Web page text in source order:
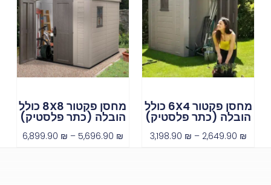
מחסן פקטור 6X4 כולל
הובלה (כתר פלסטיק)
2,649.90 ₪
–
3,198.90 ₪
מחסן פקטור 8X8 כולל
הובלה (כתר פלסטיק)
5,696.90 ₪
–
6,899.90 ₪